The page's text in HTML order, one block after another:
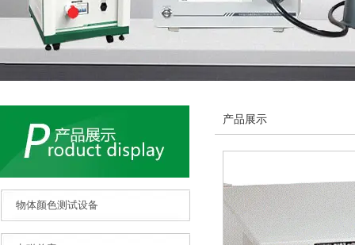
物体颜色测试设备
产品展示